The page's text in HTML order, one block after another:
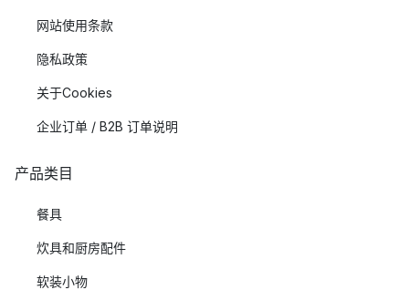
网站使用条款
隐私政策
关于Cookies
企业订单 / B2B 订单说明
产品类目
餐具
炊具和厨房配件
软装小物